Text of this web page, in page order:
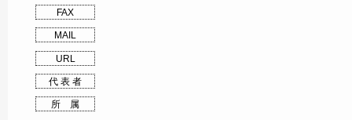
FAX
MAIL
URL
代 表 者
所 属